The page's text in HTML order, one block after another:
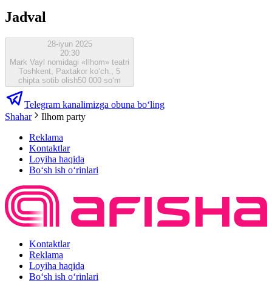
Jadval
28-iyun 2025
20:30
Mark Vayl nomidagi «Ilhom» teatri
Toshkent, Paxtakor ko‘ch., 5
chipta sotib olish50 000 so‘m
Telegram kanalimizga obuna bo‘ling
Shahar
Ilhom party
Reklama
Kontaktlar
Loyiha haqida
Bo‘sh ish o‘rinlari
Kontaktlar
Reklama
Loyiha haqida
Bo‘sh ish o‘rinlari